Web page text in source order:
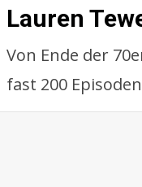
Lauren
Von Ende der
fast 200